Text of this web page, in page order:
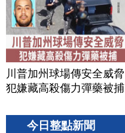
川普加州球場傳安全威脅
犯嫌藏高殺傷力彈藥被捕
今日整點新聞